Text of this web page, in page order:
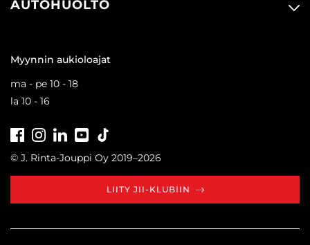
AUTOHUOLTO
Myynnin aukioloajat
ma - pe 10 - 18
la 10 - 16
FacebookInstagramLinkedInYoutube
© J. Rinta-Jouppi Oy 2019–2026
LIITY JII-KLUBIIN